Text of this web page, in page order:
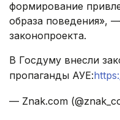
формирование
образа поведения»,
законопроекта.
В Госдуму внесли
пропаганды АУЕ:
— Znak.com